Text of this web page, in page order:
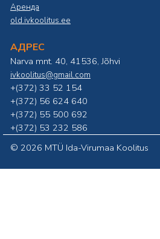
Аренда
old.ivkoolitus.ee
АДРЕС
Narva mnt. 40, 41536, Jõhvi
ivkoolitus@gmail.com
+(372) 33 52 154
+(372) 56 624 640
+(372) 55 500 692
+(372) 53 232 586
© 2026 MTÜ Ida-Virumaa Koolitus